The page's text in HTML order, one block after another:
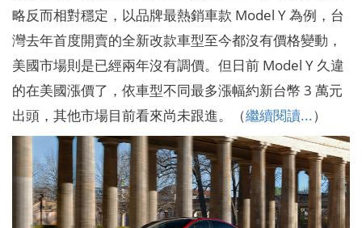
略反而相對穩定，以品牌最熱銷車款 Model Y 為例，台
灣去年首度開賣的全新改款車型至今都沒有價格變動，
美國市場則是已經兩年沒有調價。但日前 Model Y 久違
的在美國漲價了，依車型不同最多漲幅約新台幣 3 萬元
出頭，其他市場目前看來尚未跟進。（繼續閱讀...）